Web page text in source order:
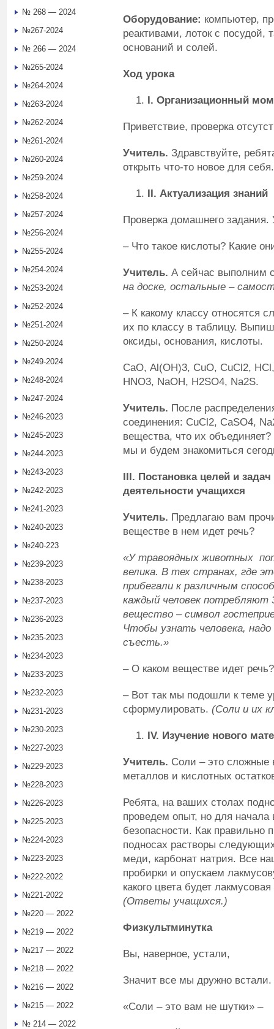
Оборудование: компьютер,
реактивами, лоток с посудой,
оснований и солей.
Ход урока
I. Организационный
Приветствие, проверка
Учитель. Здравствуйте,
открыть что-то новое для себя.
II. Актуализация знаний
Проверка домашнего задания.
– Что такое кислоты? Какие
Учитель. А сейчас выполним
на доске, остальные –
– К какому классу относятся
их по классу в таблицу.
оксиды, основания, кислоты.
СаО, Аl(ОН)3, СuО, СuСl2,
НNО3, NаОН, Н2SО4, Nа2S.
Учитель. После
соединения: СuСl2, СаSО4, Nа
вещества, что их
мы и будем знакомиться
III. Постановка целей и
деятельности учащихся
Учитель. Предлагаю вам
веществе в нем идет речь?
«У травоядных животных
велика. В тех странах, где
прибегали к различным
каждый человек потребляют
вещество – символ
Чтобы узнать человека,
съесть.»
– О каком веществе идет
– Вот так мы подошли к теме
сформулировать. (Соли и их
IV. Изучение нового
Учитель. Соли – это сложные
металлов и кислотных
Ребята, на ваших столах
проведем опыт, но для начала
безопасности. Как
подносах растворы
меди, карбонат натрия. Все
пробирки и опускаем
какого цвета будет
(Ответы учащихся.)
Физкультминутка
Вы, наверное, устали,
Значит все мы дружно встали.
«Соли – это вам не шутки» –
№ 268 — 2024
№267-2024
№ 266 — 2024
№265-2024
№264-2024
№263-2024
№262-2024
№261-2024
№260-2024
№259-2024
№258-2024
№257-2024
№256-2024
№255-2024
№254-2024
№253-2024
№252-2024
№251-2024
№250-2024
№249-2024
№248-2024
№247-2024
№246-2023
№245-2023
№244-2023
№243-2023
№242-2023
№241-2023
№240-2023
№240-223
№239-2023
№238-2023
№237-2023
№236-2023
№235-2023
№234-2023
№233-2023
№232-2023
№231-2023
№230-2023
№227-2023
№229-2023
№228-2023
№226-2023
№225-2023
№224-2023
№223-2023
№222-2022
№221-2022
№220 — 2022
№219 — 2022
№217 — 2022
№218 — 2022
№216 — 2022
№215 — 2022
№ 214 — 2022